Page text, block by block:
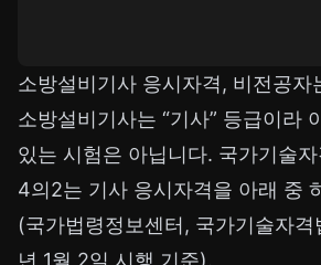
소방설비기사 응시자격, 비전공자
소방설비기사는 “기사” 등급이라
있는 시험은 아닙니다. 국가기술
4의2는 기사 응시자격을 아래 중
(국가법령정보센터, 국가기술자